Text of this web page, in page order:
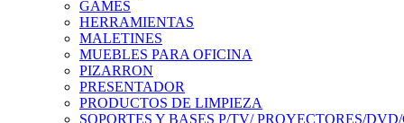
GAMES
HERRAMIENTAS
MALETINES
MUEBLES PARA OFICINA
PIZARRON
PRESENTADOR
PRODUCTOS DE LIMPIEZA
SOPORTES Y BASES P/TV/ PROYECTORES/